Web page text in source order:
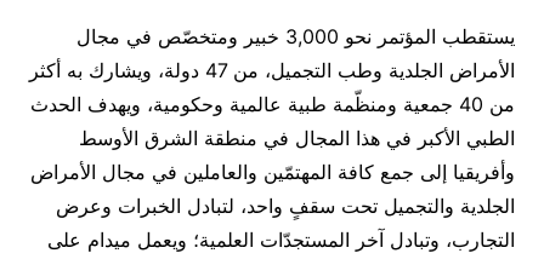
يستقطب المؤتمر نحو 3,000 خبير ومتخصّص في مجال
الأمراض الجلدية وطب التجميل، من 47 دولة، ويشارك به أكثر
من 40 جمعية ومنظّمة طبية عالمية وحكومية، ويهدف الحدث
الطبي الأكبر في هذا المجال في منطقة الشرق الأوسط
وأفريقيا إلى جمع كافة المهتمّين والعاملين في مجال الأمراض
الجلدية والتجميل تحت سقفٍ واحد، لتبادل الخبرات وعرض
التجارب، وتبادل آخر المستجدّات العلمية؛ ويعمل ميدام على